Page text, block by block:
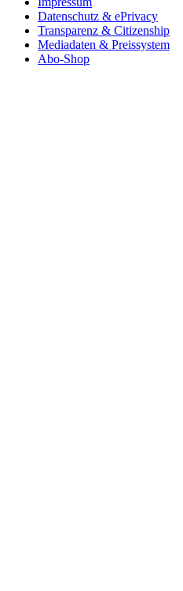
Datenschutz & ePrivacy
Transparenz & Citizenship
Mediadaten & Preissystem
Abo-Shop